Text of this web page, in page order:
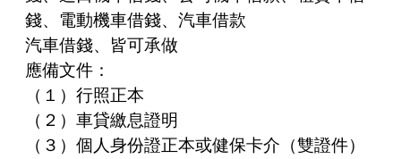
錢、電動機車借錢、 汽車借款
汽車借錢、皆可承做
應備文件：
（１）行照正本
（２）車貸繳息證明
（３）個人身份證正本或健保卡介（雙證件）